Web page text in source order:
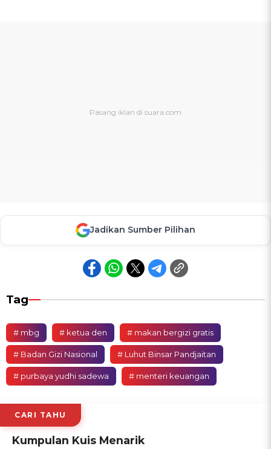
Jadikan Sumber Pilihan
Tag
# mbg # ketua den # makan bergizi gratis
# Badan Gizi Nasional # Luhut Binsar Pandjaitan
# purbaya yudhi sadewa # menteri keuangan
CARI TAHU
Kumpulan Kuis Menarik